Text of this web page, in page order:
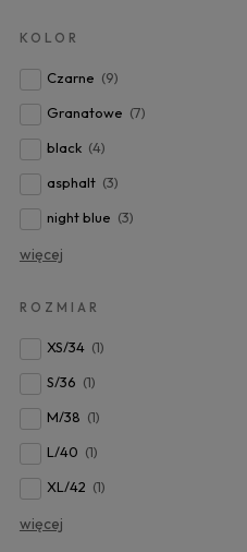
KOLOR
Czarne (9)
Granatowe (7)
black (4)
asphalt (3)
night blue (3)
więcej
ROZMIAR
XS/34 (1)
S/36 (1)
M/38 (1)
L/40 (1)
XL/42 (1)
więcej